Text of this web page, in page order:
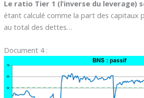
Le ratio Tier 1 (l’inverse du leverage)
étant calculé comme la part des
au total des dettes…
Document 4 :